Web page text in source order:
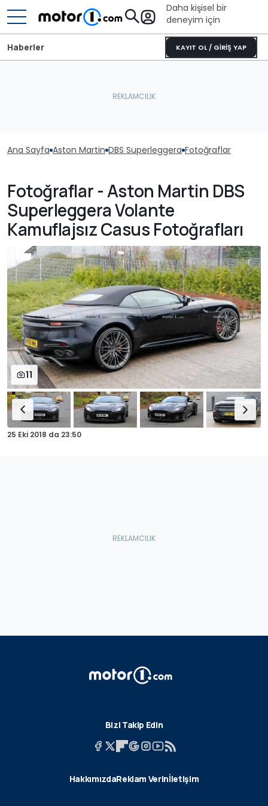
Daha kişisel bir
deneyim için
KAYIT OL / GİRİŞ YAP
Haberler
Ana Sayfa Aston Martin DBS Superleggera Fotoğraflar
Fotoğraflar - Aston Martin DBS
Superleggera Volante
Kamuflajsız Casus Fotoğrafları
11
25 Eki 2018 da 23:50
Bizi Takip Edin
HakkımızdaReklam Verinİletişim